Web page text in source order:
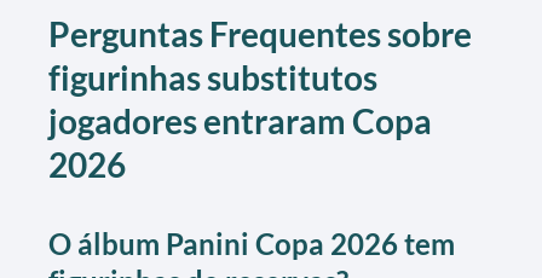
Perguntas Frequentes sobre
figurinhas substitutos
jogadores entraram Copa
2026
O álbum Panini Copa 2026 tem